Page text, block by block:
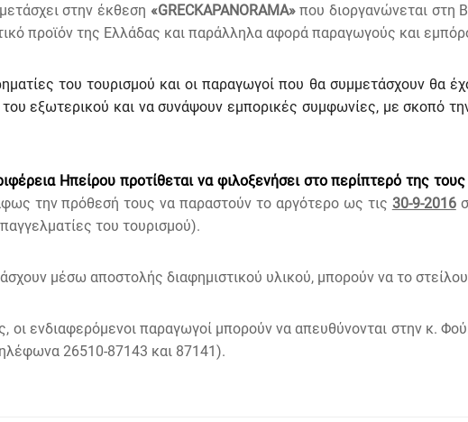
στην έκθεση «GRECKAPANORAMA»που διοργανώνεται στη
προϊόν της Ελλάδας και παράλληλα αφορά παραγωγούς και
του τουρισμού και οι παραγωγοί που θα συμμετάσχουν θα
του εξωτερικού και να συνάψουν εμπορικές συμφωνίες, με σκοπό
Ηπείρου προτίθεται να φιλοξενήσει στο περίπτερό της
την πρόθεσή τους να παραστούν το αργότερο ως τις 30-9-2016
του τουρισμού).
μέσω αποστολής διαφημιστικού υλικού, μπορούν να το
οι ενδιαφερόμενοι παραγωγοί μπορούν να απευθύνονται στην κ.
26510-87143 και 87141).